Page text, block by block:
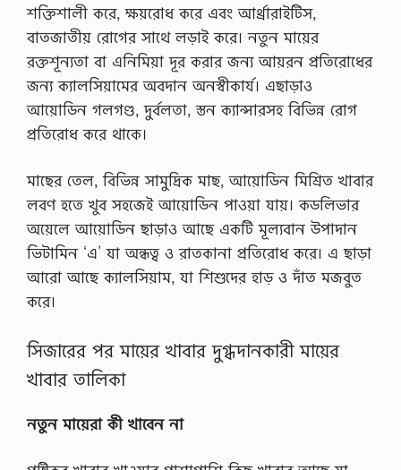
t
s
উ
থে
কে
শক্তিশালী করে, ক্ষয়রোধ করে এবং আর্থ্রারাইটিস,
বাতজাতীয় রোগের সাথে লড়াই করে। নতুন মায়ের
রক্তশূন্যতা বা এনিমিয়া দূর করার জন্য আয়রন প্রতিরোধের
জন্য ক্যালসিয়ামের অবদান অনস্বীকার্য। এছাড়াও
আয়োডিন গলগণ্ড, দুর্বলতা, স্তন ক্যান্সারসহ বিভিন্ন রোগ
প্রতিরোধ করে থাকে।
মাছের তেল, বিভিন্ন সামুদ্রিক মাছ, আয়োডিন মিশ্রিত খাবার
লবণ হতে খুব সহজেই আয়োডিন পাওয়া যায়। কডলিভার
অয়েলে আয়োডিন ছাড়াও আছে একটি মূল্যবান উপাদান
ভিটামিন ‘এ’ যা অন্ধত্ব ও রাতকানা প্রতিরোধ করে। এ ছাড়া
আরো আছে ক্যালসিয়াম, যা শিশুদের হাড় ও দাঁত মজবুত
করে।
সিজারের পর মায়ের খাবার দুগ্ধদানকারী মায়ের
খাবার তালিকা
নতুন মায়েরা কী খাবেন না